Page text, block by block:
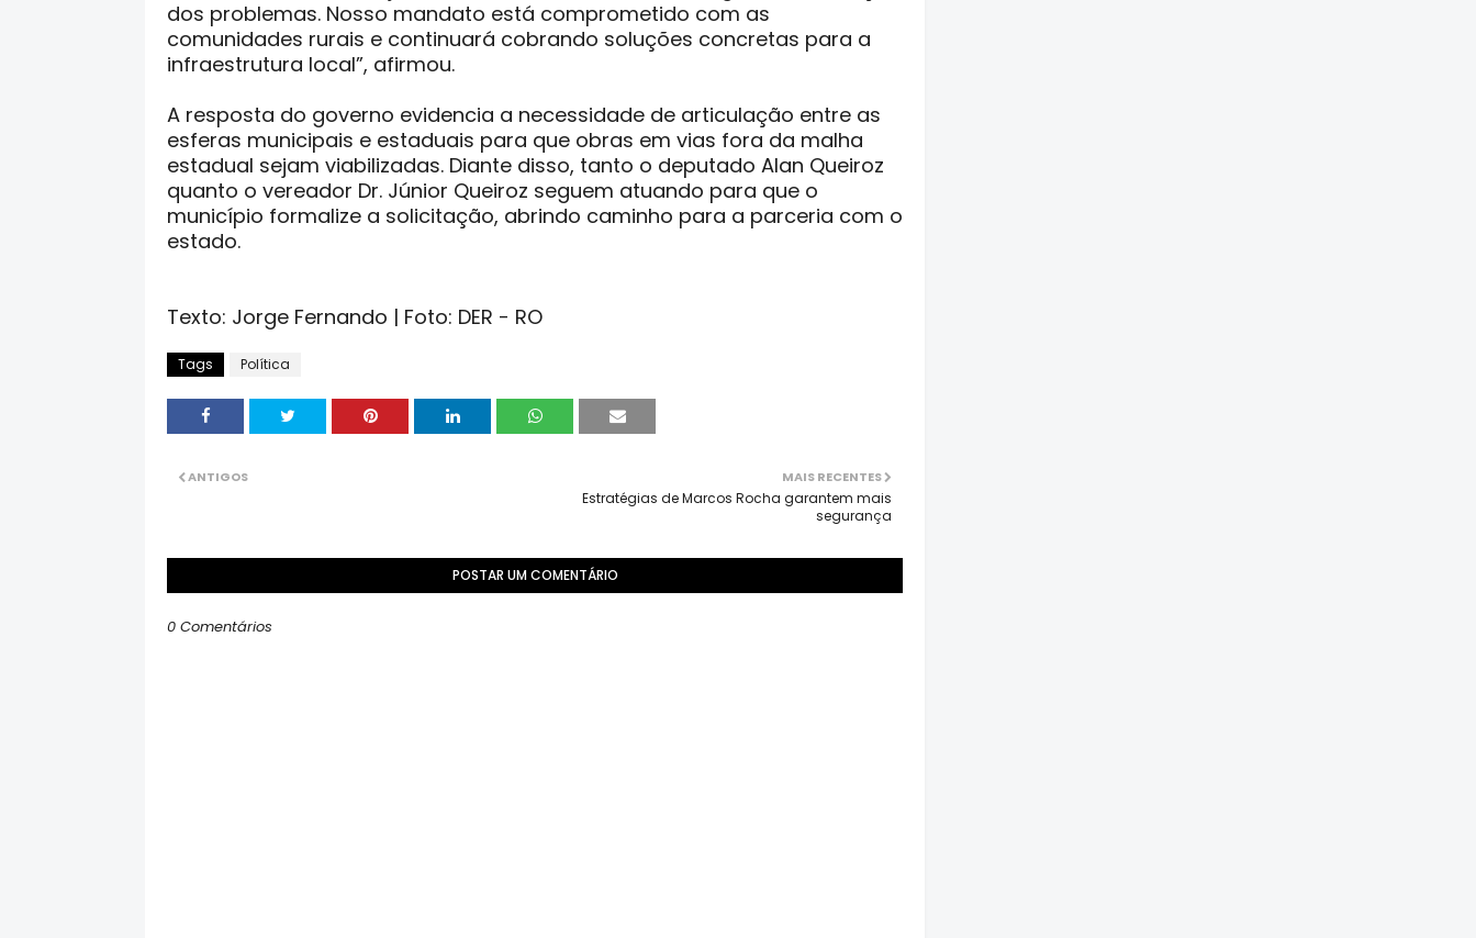
dos problemas. Nosso mandato está comprometido com as
comunidades rurais e continuará cobrando soluções concretas para a
infraestrutura local”, afirmou.
A resposta do governo evidencia a necessidade de articulação entre as
esferas municipais e estaduais para que obras em vias fora da malha
estadual sejam viabilizadas. Diante disso, tanto o deputado Alan Queiroz
quanto o vereador Dr. Júnior Queiroz seguem atuando para que o
município formalize a solicitação, abrindo caminho para a parceria com o
estado.
Texto: Jorge Fernando | Foto: DER - RO
Tags Política
MAIS RECENTES
Estratégias de Marcos Rocha garantem mais
segurança
ANTIGOS
POSTAR UM COMENTÁRIO
0 Comentários